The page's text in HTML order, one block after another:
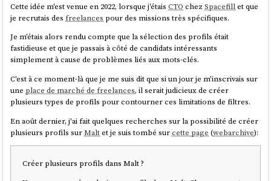
Cette idée m'est venue en 2022, lorsque j'étaisCTO chezSpacefillet que
je recrutais desfreelances pour des missions très spécifiques.
Je m'étais alors rendu compte que la sélection des profils était
fastidieuse et que je passais à côté de candidats intéressants
simplement à cause de problèmes liés aux mots-clés.
C'est à ce moment-là que je me suis dit que si un jour je m'inscrivais sur
une place de marché de freelances, il serait judicieux de créer
plusieurs types de profils pour contourner ces limitations de filtres.
En août dernier, j'ai fait quelques recherches sur la possibilité de créer
plusieurs profils surMaltet je suis tombé surcette page (webarchive):
Créer plusieurs profils dans Malt ?